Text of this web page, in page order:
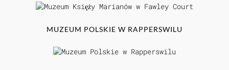
MUZEUM POLSKIE W RAPPERSWILU